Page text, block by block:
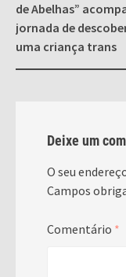
de Abelhas”
jornada de
uma criança trans
Deixe um
O seu
Campos
Comentário *